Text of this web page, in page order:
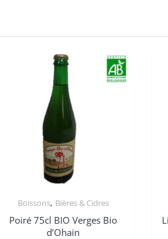
Boissons, Bières & Cidres
Poiré 75cl BIO Verges Bio
d’Ohain